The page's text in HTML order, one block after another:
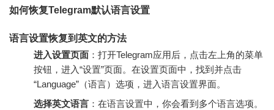
如何恢复Telegram默认语言设置
语言设置恢复到英文的方法
进入设置页面 ：打开Telegram应用后，点击左上角的菜单
按钮，进入“设置”页面。在设置页面中，找到并点击
“Language”（语言）选项，进入语言设置界面。
选择英文语言 ：在语言设置中，你会看到多个语言选项。